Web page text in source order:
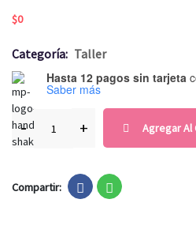
$0
Categoría: Taller
Hasta 12 pagos sin tarjeta
Saber más
Agregar Al
Compartir: